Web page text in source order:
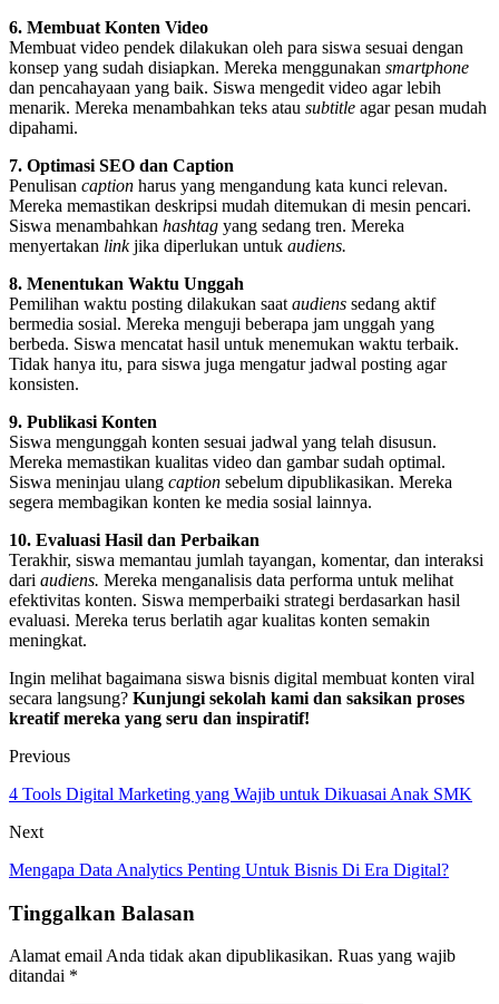
6. Membuat Konten Video
Membuat video pendek dilakukan oleh para siswa sesuai dengan
konsep yang sudah disiapkan. Mereka menggunakan smartphone
dan pencahayaan yang baik. Siswa mengedit video agar lebih
menarik. Mereka menambahkan teks atau subtitle agar pesan mudah
dipahami.
7. Optimasi SEO dan Caption
Penulisan caption harus yang mengandung kata kunci relevan.
Mereka memastikan deskripsi mudah ditemukan di mesin pencari.
Siswa menambahkan hashtag yang sedang tren. Mereka
menyertakan linkjika diperlukan untuk audiens.
8. Menentukan Waktu Unggah
Pemilihan waktu posting dilakukan saat audiens sedang aktif
bermedia sosial. Mereka menguji beberapa jam unggah yang
berbeda. Siswa mencatat hasil untuk menemukan waktu terbaik.
Tidak hanya itu, para siswa juga mengatur jadwal posting agar
konsisten.
9. Publikasi Konten
Siswa mengunggah konten sesuai jadwal yang telah disusun.
Mereka memastikan kualitas video dan gambar sudah optimal.
Siswa meninjau ulang caption sebelum dipublikasikan. Mereka
segera membagikan konten ke media sosial lainnya.
10. Evaluasi Hasil dan Perbaikan
Terakhir, siswa memantau jumlah tayangan, komentar, dan interaksi
dari audiens. Mereka menganalisis data performa untuk melihat
efektivitas konten. Siswa memperbaiki strategi berdasarkan hasil
evaluasi. Mereka terus berlatih agar kualitas konten semakin
meningkat.
Ingin melihat bagaimana siswa bisnis digital membuat konten viral
secara langsung? Kunjungi sekolah kami dan saksikan proses
kreatif mereka yang seru dan inspiratif!
Previous
4 Tools Digital Marketing yang Wajib untuk Dikuasai Anak SMK
Next
Mengapa Data Analytics Penting Untuk Bisnis Di Era Digital?
Tinggalkan Balasan
Alamat email Anda tidak akan dipublikasikan. Ruas yang wajib
ditandai *